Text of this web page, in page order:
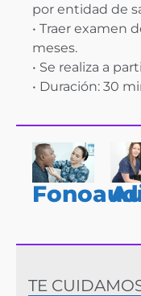
por entidad de
• Traer examen
meses.
• Se realiza a
• Duración: 30
TE